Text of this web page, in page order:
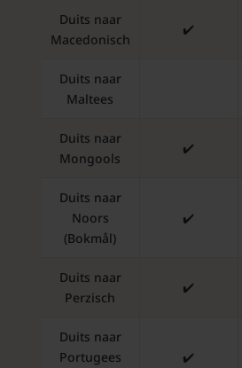
Duits naar
Macedonisch
✔️
Duits naar
Maltees
Duits naar
Mongools
✔️
Duits naar
Noors
(Bokmål)
✔️
Duits naar
Perzisch
✔️
Duits naar
Portugees
✔️